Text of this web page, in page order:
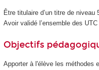
Être titulaire d’un titre de niveau
Avoir validé l’ensemble des
Objectifs
Apporter à l'élève les méthodes